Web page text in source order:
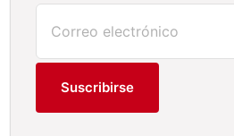
Suscribirse